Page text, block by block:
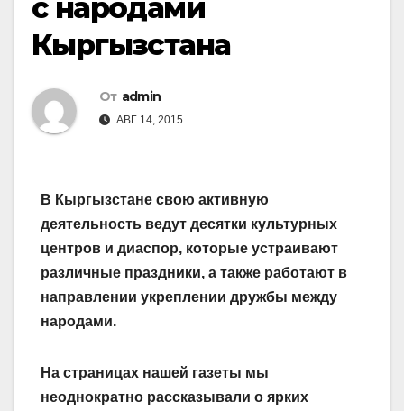
с народами
Кыргызстана
От admin
АВГ 14, 2015
В Кыргызстане свою активную
деятельность ведут десятки культурных
центров и диаспор, которые устраивают
различные праздники, а также работают в
направлении укреплении дружбы между
народами.
На страницах нашей газеты мы
неоднократно рассказывали о ярких